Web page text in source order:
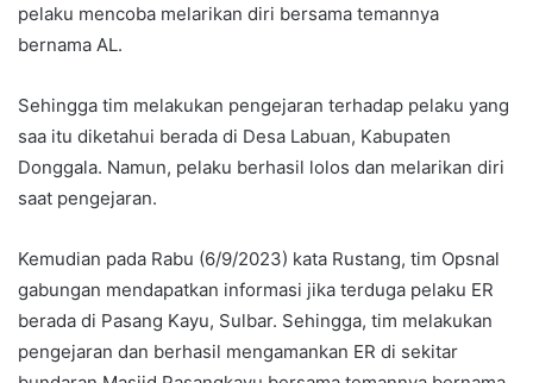
pelaku mencoba melarikan diri bersama temannya
bernama AL.
Sehingga tim melakukan pengejaran terhadap pelaku yang
saa itu diketahui berada di Desa Labuan, Kabupaten
Donggala. Namun, pelaku berhasil lolos dan melarikan diri
saat pengejaran.
Kemudian pada Rabu (6/9/2023) kata Rustang, tim Opsnal
gabungan mendapatkan informasi jika terduga pelaku ER
berada di Pasang Kayu, Sulbar. Sehingga, tim melakukan
pengejaran dan berhasil mengamankan ER di sekitar